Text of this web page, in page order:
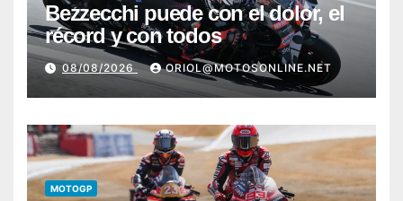
Bezzecchi puede con el dolor, el
récord y con todos
08/08/2026 ORIOL@MOTOSONLINE.NET
MOTOGP